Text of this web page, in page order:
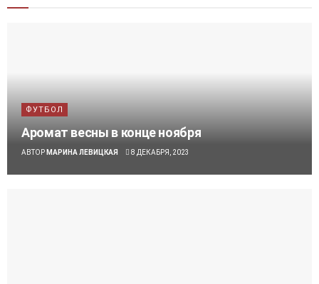
ФУТБОЛ
Аромат весны в конце ноября
АВТОР МАРИНА ЛЕВИЦКАЯ 8 ДЕКАБРЯ, 2023